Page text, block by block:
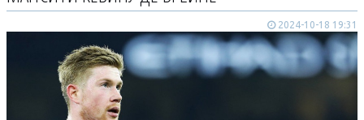
2024-10-18 19:31